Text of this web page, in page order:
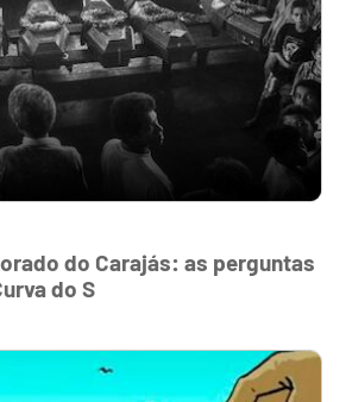
do Carajás: as perguntas
do S